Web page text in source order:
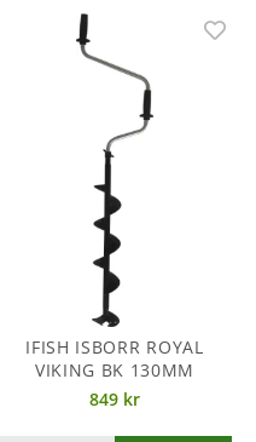
IFISH ISBORR ROYAL
VIKING BK 130MM
849 kr